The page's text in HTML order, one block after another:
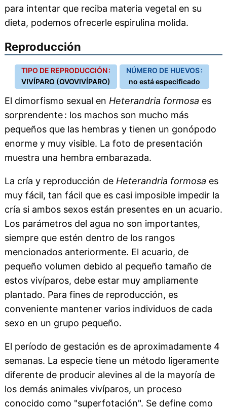
para intentar que reciba materia vegetal en su
dieta, podemos ofrecerle espirulina molida.
Reproducción
TIPO DE REPRODUCCIÓN :
VIVÍPARO (OVOVIVÍPARO)
NÚMERO DE HUEVOS :
no está especificado
El dimorfismo sexual en Heterandria formosa es
sorprendente : los machos son mucho más
pequeños que las hembras y tienen un gonópodo
enorme y muy visible. La foto de presentación
muestra una hembra embarazada.
La cría y reproducción de Heterandria formosa es
muy fácil, tan fácil que es casi imposible impedir la
cría si ambos sexos están presentes en un acuario.
Los parámetros del agua no son importantes,
siempre que estén dentro de los rangos
mencionados anteriormente. El acuario, de
pequeño volumen debido al pequeño tamaño de
estos vivíparos, debe estar muy ampliamente
plantado. Para fines de reproducción, es
conveniente mantener varios individuos de cada
sexo en un grupo pequeño.
El período de gestación es de aproximadamente 4
semanas. La especie tiene un método ligeramente
diferente de producir alevines al de la mayoría de
los demás animales vivíparos, un proceso
conocido como "superfotación". Se define como